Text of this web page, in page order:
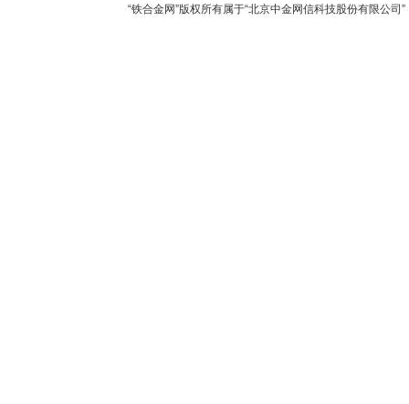
“铁合金网”版权所有属于“北京中金网信科技股份有限公司